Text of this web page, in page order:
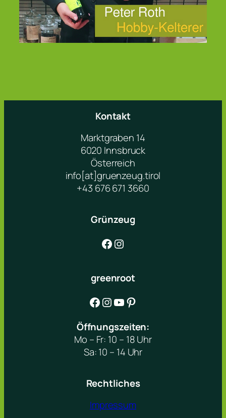
Kontakt
Marktgraben 14
6020 Innsbruck
Österreich
info[at]gruenzeug.tirol
+43 676 671 3660
Grünzeug
Facebook Instagram
greenroot
Facebook Instagram YouTube Pinterest
Öffnungszeiten:
Mo – Fr: 10 – 18 Uhr
Sa: 10 – 14 Uhr
Rechtliches
Impressum